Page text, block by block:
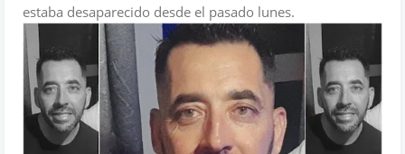
estaba desaparecido desde el pasado lunes.